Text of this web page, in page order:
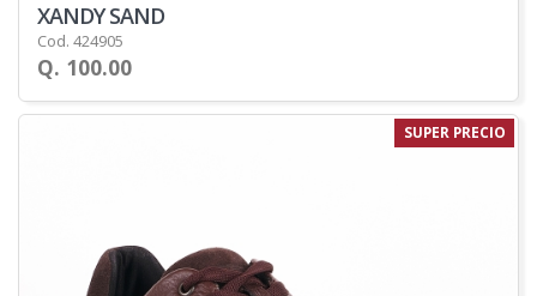
XANDY SAND
Cod. 424905
Q. 100.00
SUPER PRECIO